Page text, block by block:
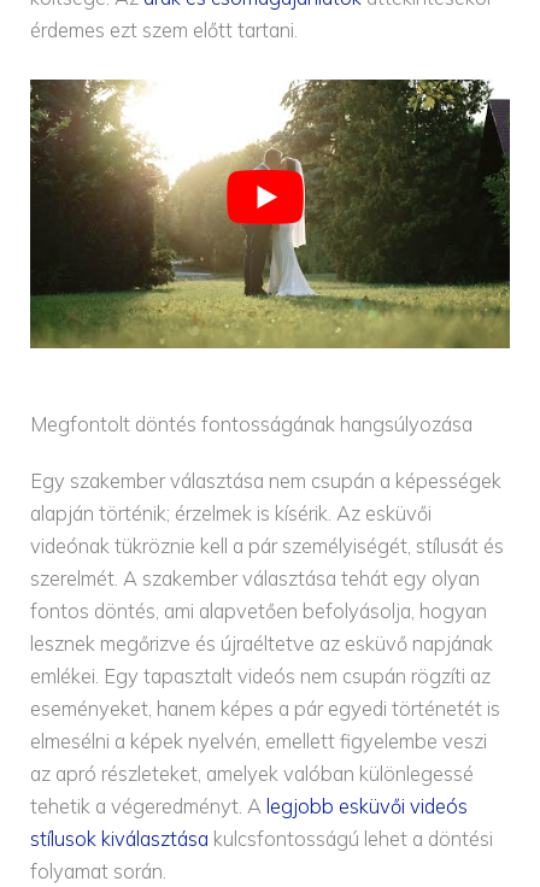
érdemes ezt szem előtt tartani.
Megfontolt döntés fontosságának hangsúlyozása
Egy szakember választása nem csupán a képességek
alapján történik; érzelmek is kísérik. Az esküvői
videónak tükröznie kell a pár személyiségét, stílusát és
szerelmét. A szakember választása tehát egy olyan
fontos döntés, ami alapvetően befolyásolja, hogyan
lesznek megőrizve és újraéltetve az esküvő napjának
emlékei. Egy tapasztalt videós nem csupán rögzíti az
eseményeket, hanem képes a pár egyedi történetét is
elmesélni a képek nyelvén, emellett figyelembe veszi
az apró részleteket, amelyek valóban különlegessé
tehetik a végeredményt. A legjobb esküvői videós
stílusok kiválasztása kulcsfontosságú lehet a döntési
folyamat során.